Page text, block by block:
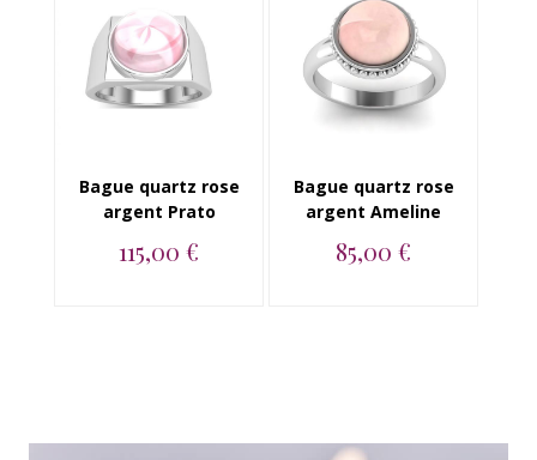
Bague quartz rose
argent Prato
115,00 €
Bague quartz rose
argent Ameline
85,00 €